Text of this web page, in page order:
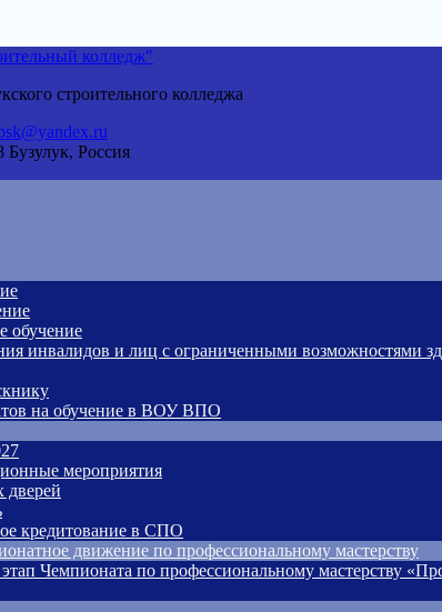
колледж"
строительного колледжа
Бузулук, Россия
обучение
инвалидов и лиц с ограниченными возможностями
на обучение в ВОУ ВПО
мероприятия
дверей
кредитование в СПО
движение по профессиональному мастерству
Чемпионата по профессиональному мастерству